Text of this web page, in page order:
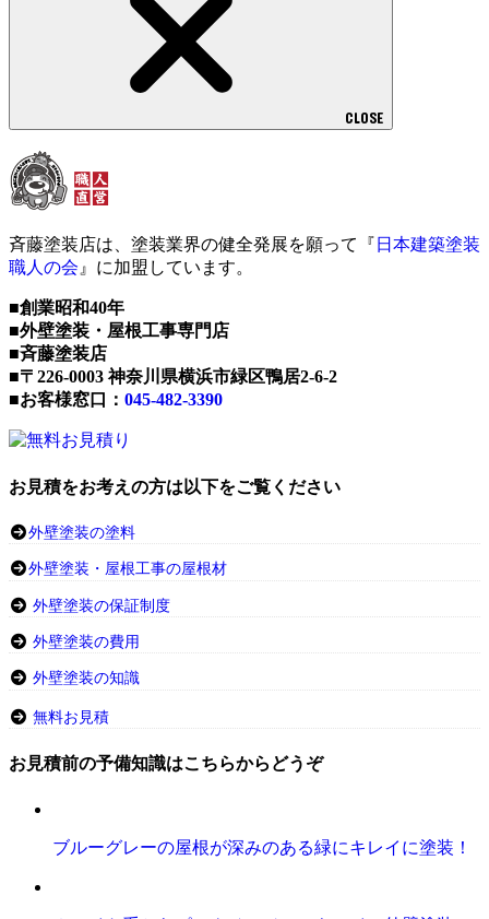
CLOSE
斉藤塗装店は、塗装業界の健全発展を願って『 日本建築塗装
職人の会 』に加盟しています。
■創業昭和40年
■外壁塗装・屋根工事専門店
■斉藤塗装店
■〒226-0003 神奈川県横浜市緑区鴨居2-6-2
■お客様窓口： 045-482-3390
お見積をお考えの方は以下をご覧ください
外壁塗装の塗料
外壁塗装・屋根工事の屋根材
外壁塗装の保証制度
外壁塗装の費用
外壁塗装の知識
無料お見積
お見積前の予備知識はこちらからどうぞ
ブルーグレーの屋根が深みのある緑にキレイに塗装！